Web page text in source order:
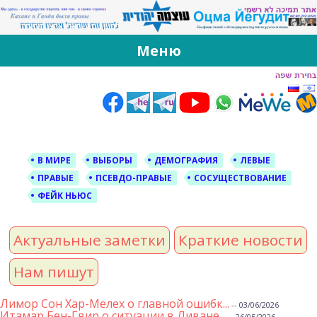
За Оцма Йегудит
עוצמה יהודית ברוסית ובעברית
Меню
В МИРЕ ВЫБОРЫ ДЕМОГРАФИЯ
ЛЕВЫЕ
ПРАВЫЕ
ПСЕВДО-ПРАВЫЕ
СОСУЩЕСТВОВАНИЕ
ФЕЙК НЬЮС
Актуальные заметки
Краткие новости
Нам пишут
Лимор Сон Хар-Мелех о главной ошибк... -- 03/06/2026